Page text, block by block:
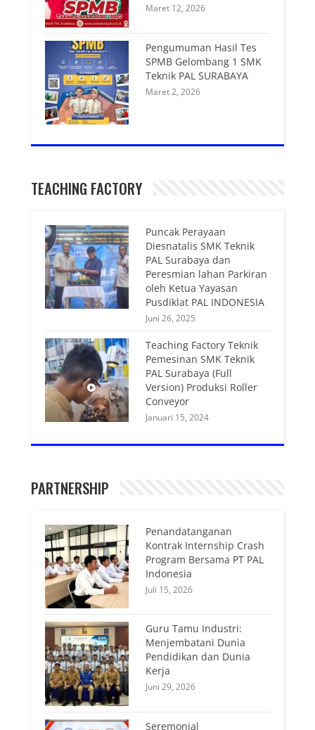
Maret 12, 2026
Pengumuman Hasil Tes
SPMB Gelombang 1 SMK
Teknik PAL SURABAYA
Maret 2, 2026
TEACHING FACTORY
Puncak Perayaan
Diesnatalis SMK Teknik
PAL Surabaya dan
Peresmian lahan Parkiran
oleh Ketua Yayasan
Pusdiklat PAL INDONESIA
Juni 26, 2025
Teaching Factory Teknik
Pemesinan SMK Teknik
PAL Surabaya (Full
Version) Produksi Roller
Conveyor
Januari 15, 2024
PARTNERSHIP
Penandatanganan
Kontrak Internship Crash
Program Bersama PT PAL
Indonesia
Juli 15, 2026
Guru Tamu Industri:
Menjembatani Dunia
Pendidikan dan Dunia
Kerja
Juni 29, 2026
Seremonial